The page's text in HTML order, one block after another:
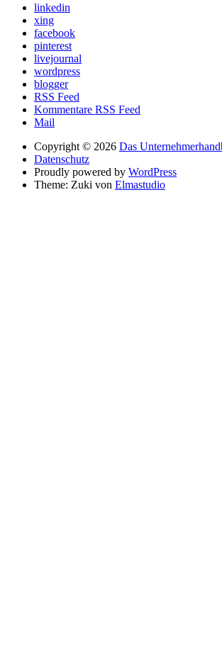
linkedin
xing
facebook
pinterest
livejournal
wordpress
blogger
RSS Feed
Kommentare RSS Feed
Mail
Copyright © 2026 Das
Datenschutz
Proudly powered by WordPress
Theme: Zuki von Elmastudio